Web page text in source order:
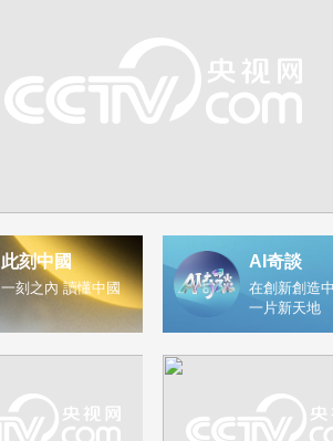
此刻中國
一刻之內 讀懂中國
AI奇談
在創新創造
一片新天地